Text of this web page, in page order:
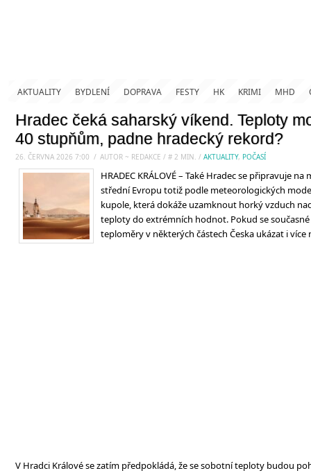
AKTUALITY BYDLENÍ DOPRAVA FESTY HK KRIMI MHD
Hradec čeká saharský víkend. Teploty
40 stupňům, padne hradecký rekord?
26. ČERVNA 2026 7:00 / AUTOR ~ REDAKCE / # 2 MIN. / AKTUALITY, POČASÍ
HRADEC KRÁLOVÉ – Také Hradec se připravuje
střední Evropu totiž podle meteorologických
kupole, která dokáže uzamknout horký vzduch
teploty do extrémních hodnot. Pokud se
teploměry v některých částech Česka ukázat i více
V Hradci Králové se zatím předpokládá, že se sobotní teploty budou